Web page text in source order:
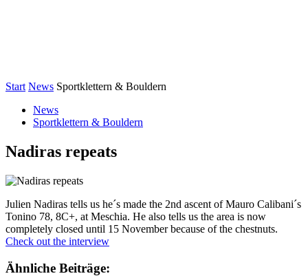
Start News Sportklettern & Bouldern
News
Sportklettern & Bouldern
Nadiras repeats
Julien Nadiras tells us he´s made the 2nd ascent of Mauro Calibani´s
Tonino 78, 8C+, at Meschia. He also tells us the area is now
completely closed until 15 November because of the chestnuts.
Check out the interview
Ähnliche Beiträge: